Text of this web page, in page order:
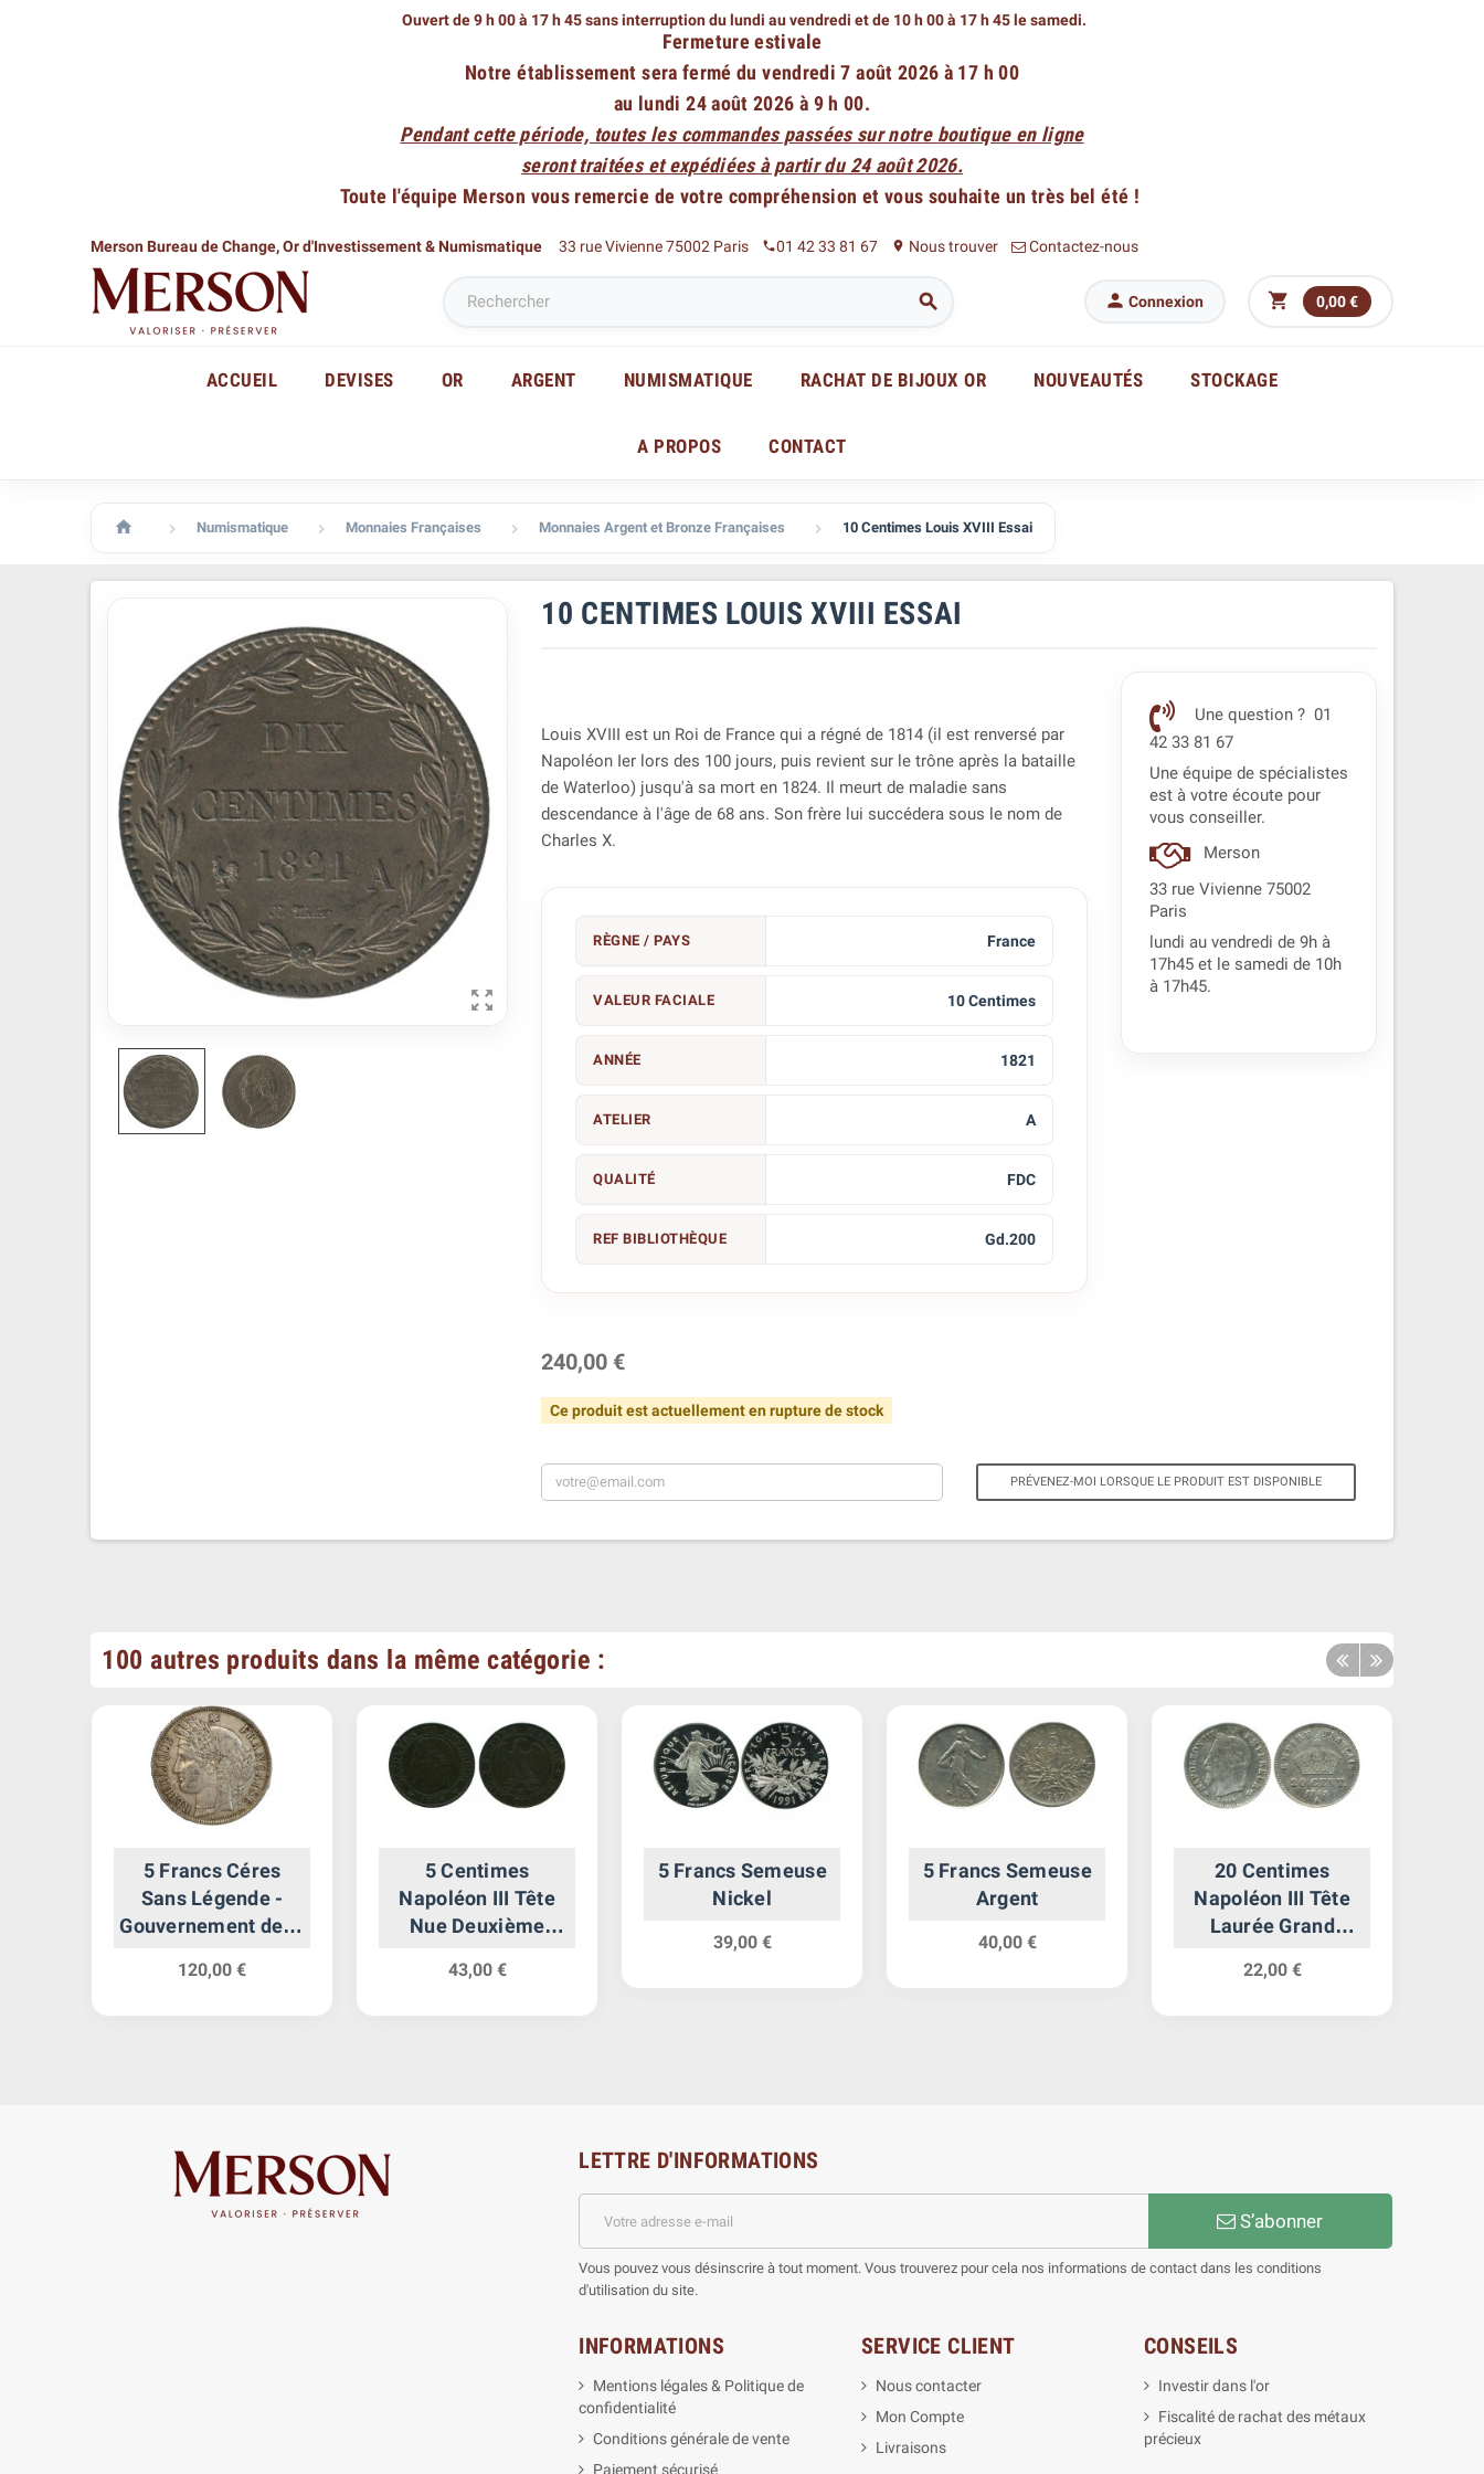
Ouvert de 9 h 00 à 17 h 45 sans interruption du lundi au vendredi et de 10 h 00 à 17 h 45 le samedi.
Fermeture estivale
Notre établissement sera fermé du vendredi 7 août 2026 à 17 h 00
au lundi 24 août 2026 à 9 h 00.
Pendant cette période, toutes les commandes passées sur notre boutique en ligne
seront traitées et expédiées à partir du 24 août 2026.
Toute l'équipe Merson vous remercie de votre compréhension et vous souhaite un très bel été !
Merson Bureau de Change, Or d'Investissement & Numismatique 33 rue Vivienne 75002 Paris phone01 42 33 81 67 place Nous trouver Contactez-nous
  Connexion  0,00 €
ACCUEIL DEVISES OR ARGENT NUMISMATIQUE RACHAT DE BIJOUX OR NOUVEAUTÉS STOCKAGE
A PROPOS CONTACT
  Numismatique  Monnaies Françaises  Monnaies Argent et Bronze Françaises  10 Centimes Louis XVIII Essai

10 CENTIMES LOUIS XVIII ESSAI
Louis XVIII est un Roi de France qui a régné de 1814 (il est renversé par
Napoléon Ier lors des 100 jours, puis revient sur le trône après la bataille
de Waterloo) jusqu'à sa mort en 1824. Il meurt de maladie sans
descendance à l'âge de 68 ans. Son frère lui succédera sous le nom de
Charles X.
RÈGNE / PAYS France
VALEUR FACIALE 10 Centimes
ANNÉE 1821
ATELIER A
QUALITÉ FDC
REF BIBLIOTHÈQUE Gd.200
240,00 €
Ce produit est actuellement en rupture de stock
Une question ? 01
42 33 81 67
Une équipe de spécialistes
est à votre écoute pour
vous conseiller.
Merson
33 rue Vivienne 75002
Paris
lundi au vendredi de 9h à
17h45 et le samedi de 10h
à 17h45.
PRÉVENEZ-MOI LORSQUE LE PRODUIT EST DISPONIBLE
100 autres produits dans la même catégorie :
5 Francs Céres
Sans Légende -
Gouvernement de la
120,00 €
5 Centimes
Napoléon III Tête
Nue Deuxième
43,00 €
5 Francs Semeuse
Nickel
39,00 €
5 Francs Semeuse
Argent
40,00 €
20 Centimes
Napoléon III Tête
Laurée Grand
Empire
22,00 €
LETTRE D'INFORMATIONS
S’abonner
Vous pouvez vous désinscrire à tout moment. Vous trouverez pour cela nos informations de contact dans les conditions
d'utilisation du site.
INFORMATIONS
Mentions légales & Politique de
confidentialité
Conditions générale de vente
Paiement sécurisé
SERVICE CLIENT
Nous contacter
Mon Compte
Livraisons
CONSEILS
Investir dans l'or
Fiscalité de rachat des métaux
précieux